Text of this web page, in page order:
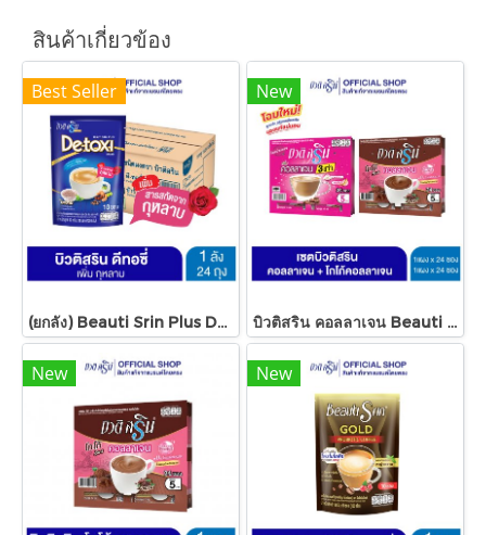
สินค้าเกี่ยวข้อง
Best Seller
(ยกลัง) Beauti Srin Plus De-toxi กาแฟบิวติสริน พลัส ดี-ทอซี่ 1x24
New
บิวติสริน คอลลาเจน Beauti Srin Collagen
New New